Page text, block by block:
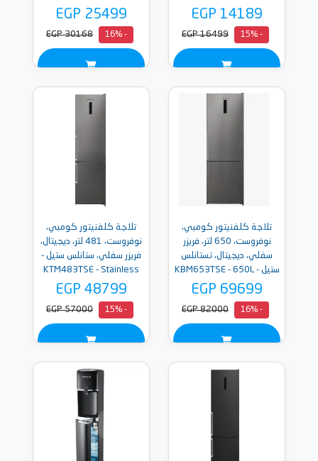
EGP 14189
- 15%
EGP 16499
EGP 25499
- 16%
EGP 30168
تلاجة كلفنيتور كومبي،
نوفروست، 650 لتر، فريزر
سفلي، ديجيتال، تستانلس
ستيل - KBM653TSE - 650L
EGP 69699
- 16%
EGP 82000
تلاجة كلفنيتور كومبي،
نوفروست، 481 لتر، ديجيتال،
فريزر سفلي، ستانلس ستيل -
KTM483TSE - Stainless
steel
EGP 48799
- 15%
EGP 57000